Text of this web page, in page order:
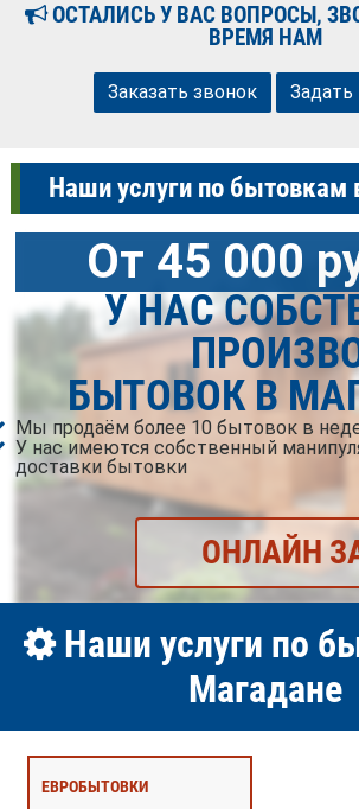
ОСТАЛИСЬ У ВАС ВОПРОСЫ,
ВРЕМЯ НАМ
Заказать звонок Задать
Наши услуги по бытовкам
От 45 000
У НАС
БЫТОВОК В
Мы продаём более 10 бытовок в
У нас имеются собственный
доставки бытовки
ОНЛАЙН
Наши услуги по
Магадане
ЕВРОБЫТОВКИ